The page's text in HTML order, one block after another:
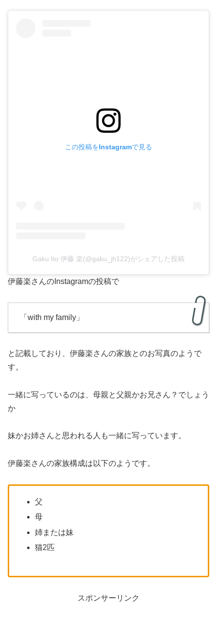
この投稿をInstagramで見る
Gaku Ito 伊藤 楽(@gaku_jh122)がシェアした投稿
伊藤楽さんのInstagramの投稿で
「with my family」
と記載しており、伊藤楽さんの家族とのお写真のようで
す。
一緒に写っているのは、母親と父親かお兄さん？でしょう
か
妹かお姉さんと思われる人も一緒に写っています。
伊藤楽さんの家族構成は以下のようです。
父
母
姉または妹
猫2匹
スポンサーリンク